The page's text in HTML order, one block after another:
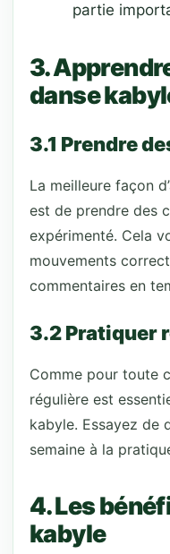
partie
3.
danse
3.1 Prendre
La meilleure façon
est de prendre des
expérimenté. Cela
mouvements
commentaires en
3.2 Pratiquer
Comme pour toute
régulière est
kabyle. Essayez de
semaine à la
4. Les
kabyle